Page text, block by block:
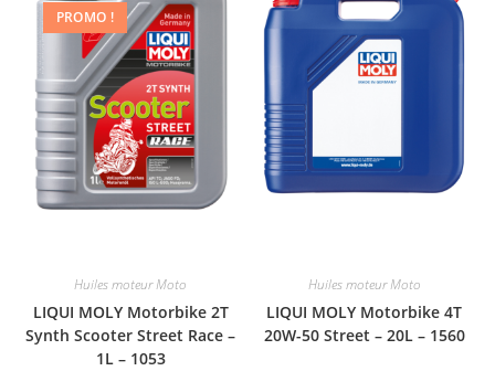
PROMO !
Huiles moteur Moto
LIQUI MOLY Motorbike 2T
Synth Scooter Street Race –
1L – 1053
Huiles moteur Moto
LIQUI MOLY Motorbike 4T
20W-50 Street – 20L – 1560